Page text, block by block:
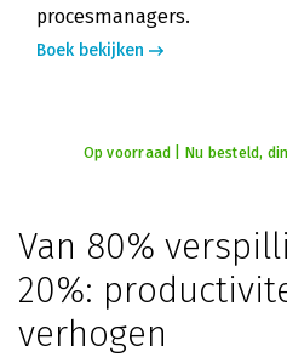
procesmanagers.
Boek bekijken
Op voorraad | Nu besteld,
Van 80%
20%:
verhogen